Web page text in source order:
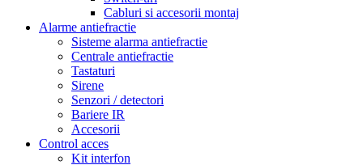
Cabluri si accesorii montaj
Alarme antiefractie
Sisteme alarma antiefractie
Centrale antiefractie
Tastaturi
Sirene
Senzori / detectori
Bariere IR
Accesorii
Control acces
Kit interfon